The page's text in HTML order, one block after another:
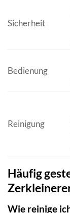
Sicherheit
Bedienung
Reinigung
Häufig
Wie reinige